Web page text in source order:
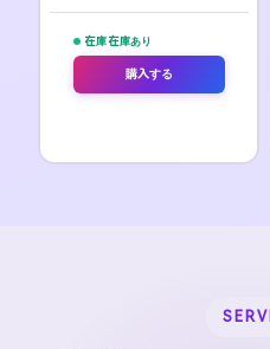
在庫 在庫あり
購入する